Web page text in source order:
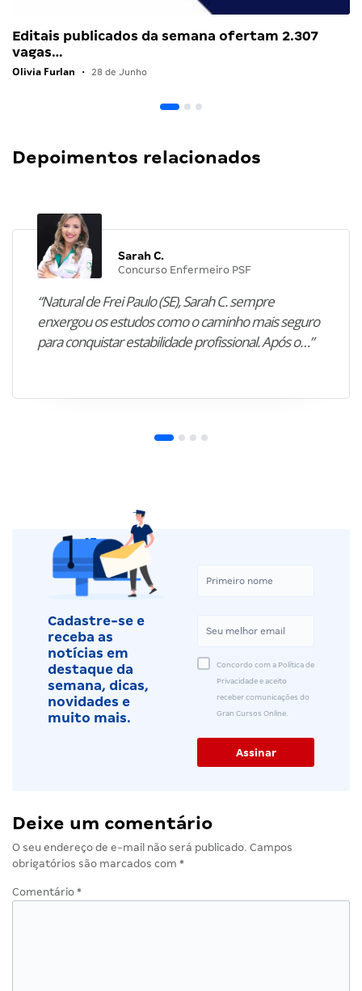
Editais publicados da semana ofertam 2.307
vagas…
Olivia Furlan • 28 de Junho
Depoimentos relacionados
Sarah C.
Concurso Enfermeiro PSF
“Natural de Frei Paulo (SE), Sarah C. sempre
enxergou os estudos como o caminho mais seguro
para conquistar estabilidade profissional. Após o…”
Cadastre-se e
receba as
notícias em
destaque da
semana, dicas,
novidades e
muito mais.
Concordo com a Política de
Privacidade e aceito
receber comunicações do
Gran Cursos Online.
Deixe um comentário
O seu endereço de e-mail não será publicado. Campos
obrigatórios são marcados com *
Comentário *